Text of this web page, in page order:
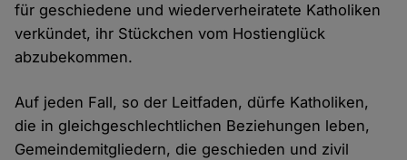
für geschiedene und wiederverheiratete Katholiken
verkündet, ihr Stückchen vom Hostienglück
abzubekommen.
Auf jeden Fall, so der Leitfaden, dürfe Katholiken,
die in gleichgeschlechtlichen Beziehungen leben,
Gemeindemitgliedern, die geschieden und zivil